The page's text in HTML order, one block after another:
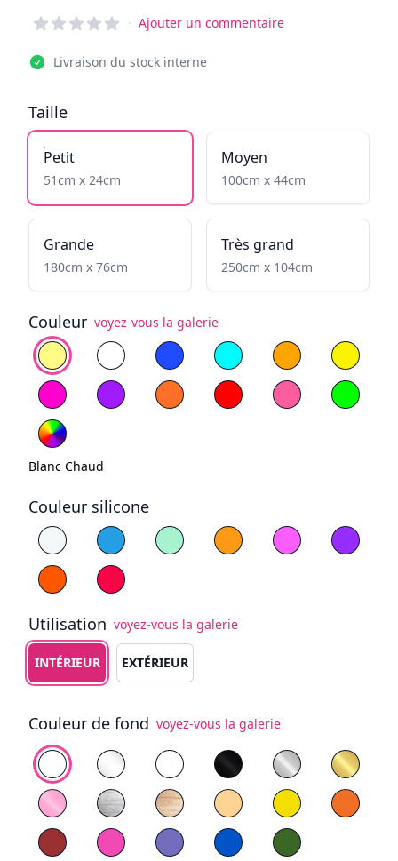
Reviews
· Ajouter un commentaire
Livraison du stock interne
Taille
Petit
51cm x 24cm
Moyen
100cm x 44cm
Grande
180cm x 76cm
Très grand
250cm x 104cm
Couleur voyez-vous la galerie
Choisissez la couleur
Blanc ChaudBlanc FroidBleu Cyan Jaune
Yellow
Magenta
Violet Orange Rouge Rose clair Vert
Blanc Chaud
Couleur silicone
Choisissez la couleur du silicone
Blanc Bleu Jaune
Violet
Orange
Rouge
Utilisation voyez-vous la galerie
Choisissez le type d'utilisation
INTÉRIEUR EXTÉRIEUR
Couleur de fond voyez-vous la galerie
Choisissez le fond
PVC blancPlexiglas Transparent
Plexiglas BlancPlexiglas NoirPlexiglas Miroir
Plexiglas Miroir Rose
Contreplaqué peint en blanc
Bois naturel PVC jaune
PVC rouge
PVC Bleu PVC vert